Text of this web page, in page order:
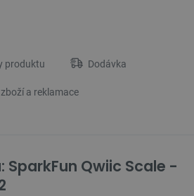
produktu Dodávka
a reklamace
SparkFun Qwiic Scale -